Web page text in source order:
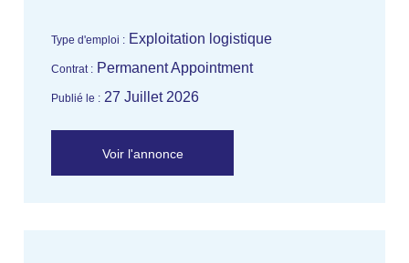
Type d'emploi : Exploitation logistique
Contrat : Permanent Appointment
Publié le : 27 Juillet 2026
Voir l'annonce